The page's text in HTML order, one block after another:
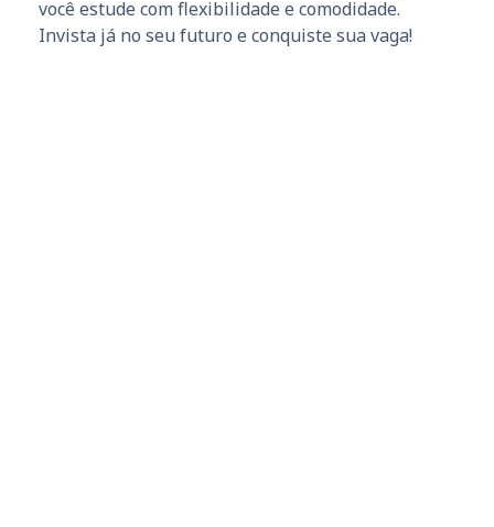
você estude com flexibilidade e comodidade.
Invista já no seu futuro e conquiste sua vaga!